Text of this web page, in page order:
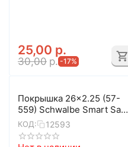
25,00 р.
30,00 р. -17%
Покрышка 26x2.25 (57-
559) Schwalbe Smart Sam
Performance
КОД: 12593